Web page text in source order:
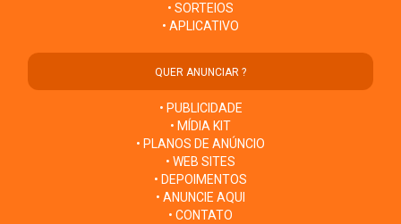
• SORTEIOS
• APLICATIVO
QUER ANUNCIAR ?
• PUBLICIDADE
• MÍDIA KIT
• PLANOS DE ANÚNCIO
• WEB SITES
• DEPOIMENTOS
• ANUNCIE AQUI
• CONTATO